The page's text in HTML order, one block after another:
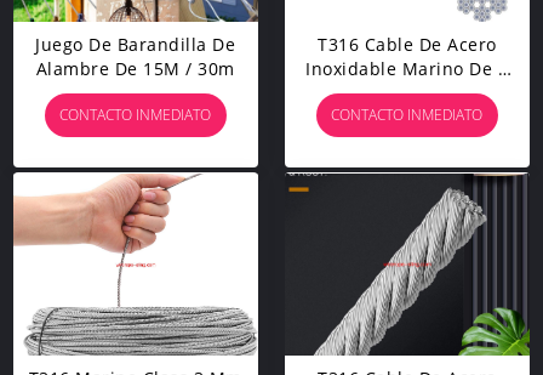
Juego De Barandilla De
Alambre De 15M / 30m
CONTACTO INMEDIATO
T316 Cable De Acero
Inoxidable Marino De 3
Mm Para Aeronaves, Kit
De Barandilla De Cable
De Cubierta, 7x7 100 /
164 Pies
CONTACTO INMEDIATO